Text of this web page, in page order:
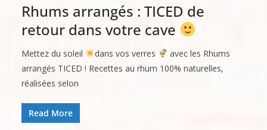
Rhums arrangés : TICED de
retour dans votre cave
Mettez du soleil dans vos verres
avec les Rhums
arrangés TICED ! Recettes au rhum 100% naturelles,
réalisées selon
Read More